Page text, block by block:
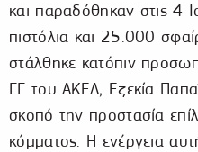
και παραδόθηκαν στις 4
πιστόλια και 25.000
στάλθηκε κατόπιν
ΓΓ του ΑΚΕΛ, Εζεκία
σκοπό την προστασία
κόμματος. Η ενέργεια